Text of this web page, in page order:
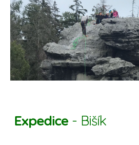
Expedice - Bišík